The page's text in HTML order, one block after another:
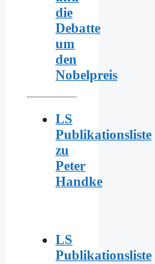
die
Debatte
um
den
Nobelpreis
LS
Publikationsliste
zu
Peter
Handke
LS
Publikationsliste